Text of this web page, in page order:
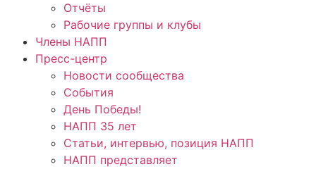
Отчёты
Рабочие группы и клубы
Члены НАПП
Пресс-центр
Новости сообщества
События
День Победы!
НАПП 35 лет
Статьи, интервью, позиция НАПП
НАПП представляет